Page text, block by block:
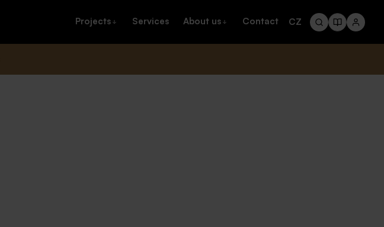
Projects Services About us Contact CZ